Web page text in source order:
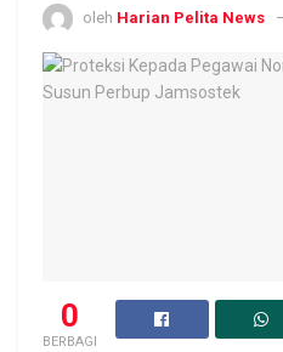
oleh Harian Pelita News
0
BERBAGI